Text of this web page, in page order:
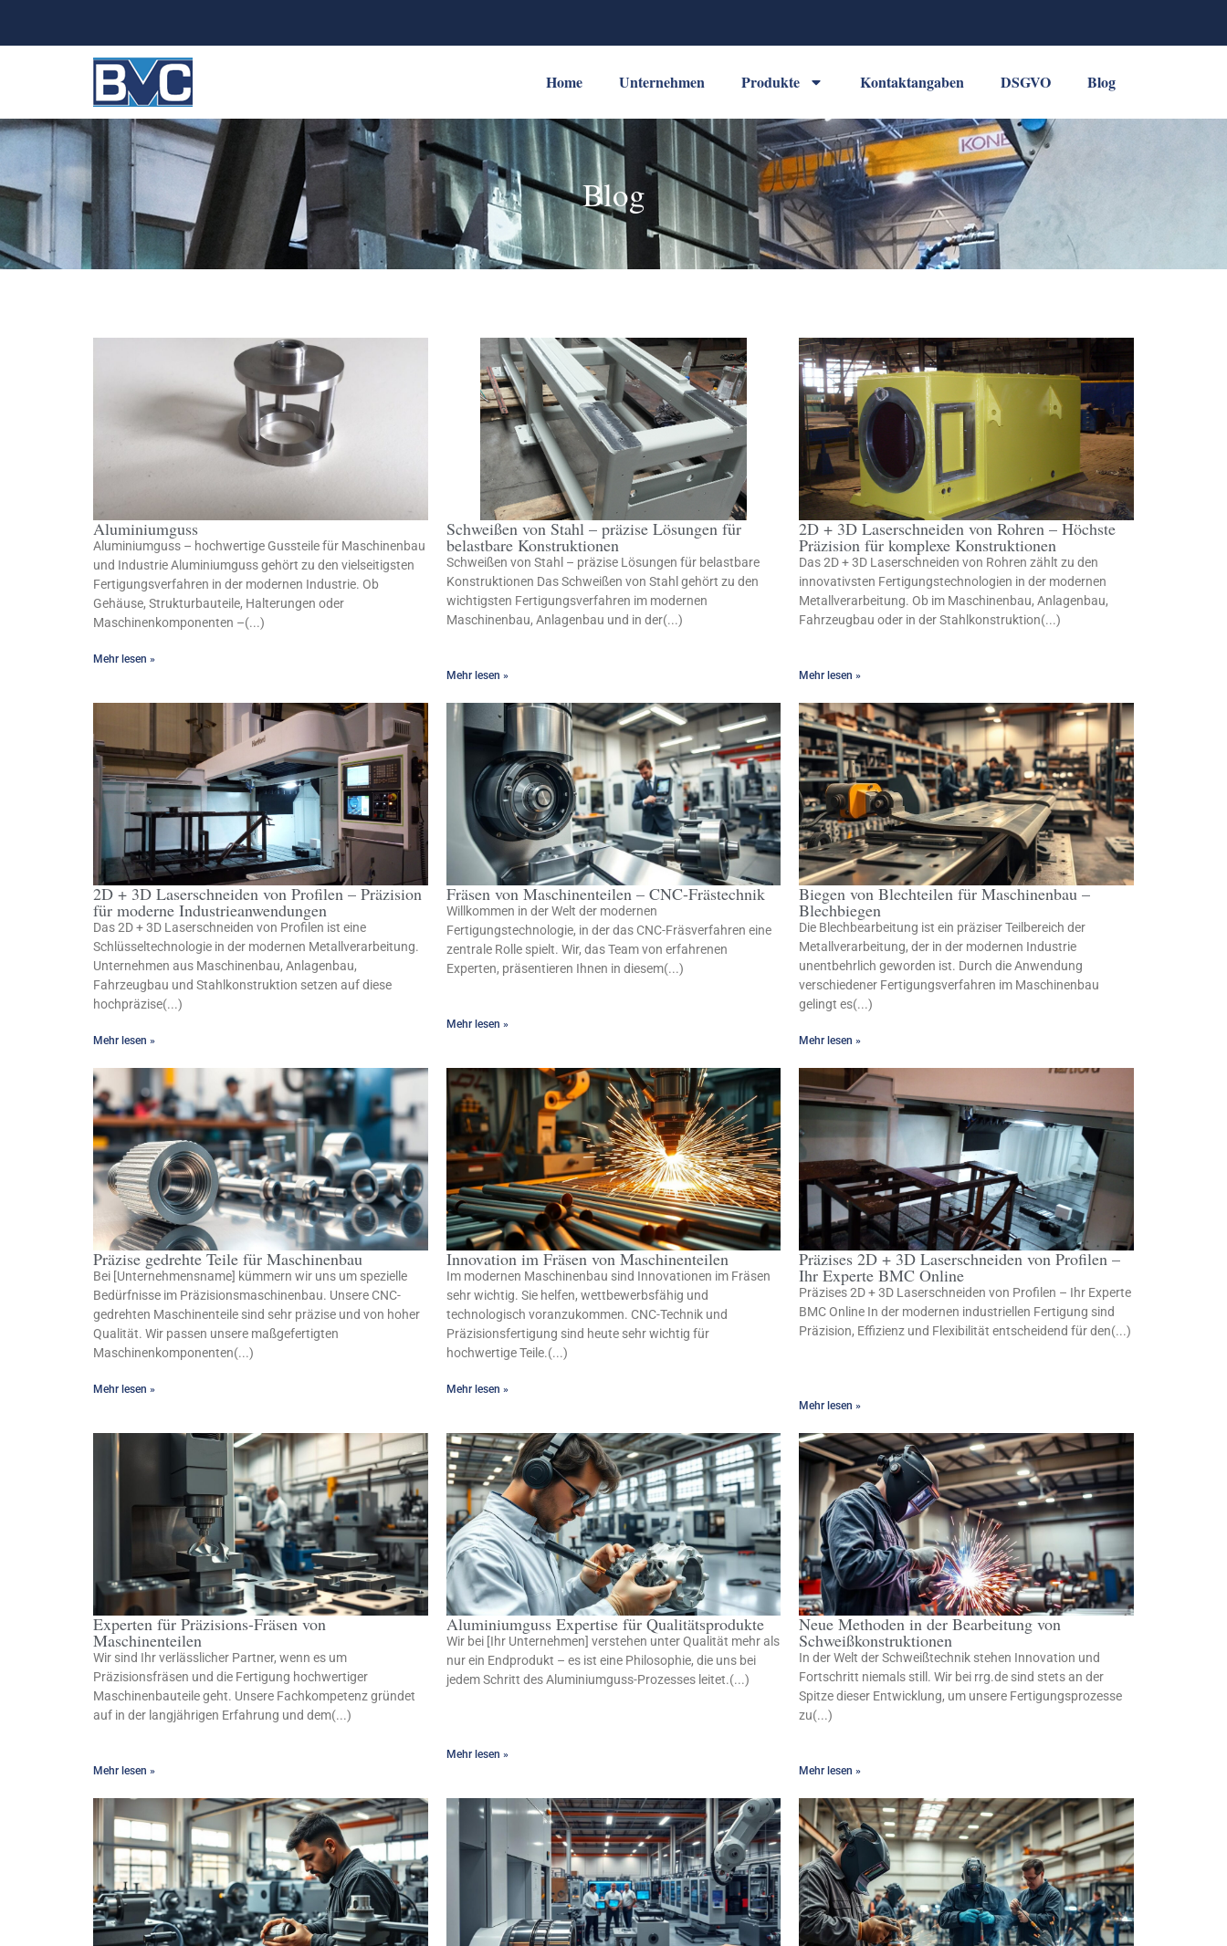
Home Unternehmen Produkte Kontaktangaben DSGVO Blog
Blog
Aluminiumguss
Aluminiumguss – hochwertige Gussteile für Maschinenbau
und Industrie Aluminiumguss gehört zu den vielseitigsten
Fertigungsverfahren in der modernen Industrie. Ob
Gehäuse, Strukturbauteile, Halterungen oder
Maschinenkomponenten –(...)
Mehr lesen »
Schweißen von Stahl – präzise Lösungen für
belastbare Konstruktionen
Schweißen von Stahl – präzise Lösungen für belastbare
Konstruktionen Das Schweißen von Stahl gehört zu den
wichtigsten Fertigungsverfahren im modernen
Maschinenbau, Anlagenbau und in der(...)
Mehr lesen »
2D + 3D Laserschneiden von Rohren – Höchste
Präzision für komplexe Konstruktionen
Das 2D + 3D Laserschneiden von Rohren zählt zu den
innovativsten Fertigungstechnologien in der modernen
Metallverarbeitung. Ob im Maschinenbau, Anlagenbau,
Fahrzeugbau oder in der Stahlkonstruktion(...)
Mehr lesen »
2D + 3D Laserschneiden von Profilen – Präzision
für moderne Industrieanwendungen
Das 2D + 3D Laserschneiden von Profilen ist eine
Schlüsseltechnologie in der modernen Metallverarbeitung.
Unternehmen aus Maschinenbau, Anlagenbau,
Fahrzeugbau und Stahlkonstruktion setzen auf diese
hochpräzise(...)
Mehr lesen »
Fräsen von Maschinenteilen – CNC-Frästechnik
Willkommen in der Welt der modernen
Fertigungstechnologie, in der das CNC-Fräsverfahren eine
zentrale Rolle spielt. Wir, das Team von erfahrenen
Experten, präsentieren Ihnen in diesem(...)
Mehr lesen »
Biegen von Blechteilen für Maschinenbau –
Blechbiegen
Die Blechbearbeitung ist ein präziser Teilbereich der
Metallverarbeitung, der in der modernen Industrie
unentbehrlich geworden ist. Durch die Anwendung
verschiedener Fertigungsverfahren im Maschinenbau
gelingt es(...)
Mehr lesen »
Präzise gedrehte Teile für Maschinenbau
Bei [Unternehmensname] kümmern wir uns um spezielle
Bedürfnisse im Präzisionsmaschinenbau. Unsere CNC-
gedrehten Maschinenteile sind sehr präzise und von hoher
Qualität. Wir passen unsere maßgefertigten
Maschinenkomponenten(...)
Mehr lesen »
Innovation im Fräsen von Maschinenteilen
Im modernen Maschinenbau sind Innovationen im Fräsen
sehr wichtig. Sie helfen, wettbewerbsfähig und
technologisch voranzukommen. CNC-Technik und
Präzisionsfertigung sind heute sehr wichtig für
hochwertige Teile.(...)
Mehr lesen »
Präzises 2D + 3D Laserschneiden von Profilen –
Ihr Experte BMC Online
Präzises 2D + 3D Laserschneiden von Profilen – Ihr Experte
BMC Online In der modernen industriellen Fertigung sind
Präzision, Effizienz und Flexibilität entscheidend für den(...)
Mehr lesen »
Experten für Präzisions-Fräsen von
Maschinenteilen
Wir sind Ihr verlässlicher Partner, wenn es um
Präzisionsfräsen und die Fertigung hochwertiger
Maschinenbauteile geht. Unsere Fachkompetenz gründet
auf in der langjährigen Erfahrung und dem(...)
Mehr lesen »
Aluminiumguss Expertise für Qualitätsprodukte
Wir bei [Ihr Unternehmen] verstehen unter Qualität mehr als
nur ein Endprodukt – es ist eine Philosophie, die uns bei
jedem Schritt des Aluminiumguss-Prozesses leitet.(...)
Mehr lesen »
Neue Methoden in der Bearbeitung von
Schweißkonstruktionen
In der Welt der Schweißtechnik stehen Innovation und
Fortschritt niemals still. Wir bei rrg.de sind stets an der
Spitze dieser Entwicklung, um unsere Fertigungsprozesse
zu(...)
Mehr lesen »